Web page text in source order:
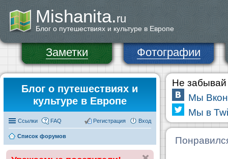
Mishanita.ru
Блог о путешествиях и культуре в Европе
Заметки Фотографии
Блог о путешествиях и
культуре в Европе
Ссылки FAQ Вход
Регистрация
Список форумов
Не забывай
Мы
Мы в